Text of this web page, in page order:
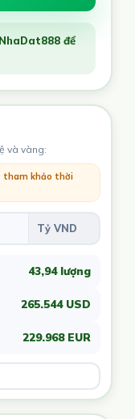
để
và vàng:
tham khảo thời
43,94 lượng
265.544 USD
229.968 EUR